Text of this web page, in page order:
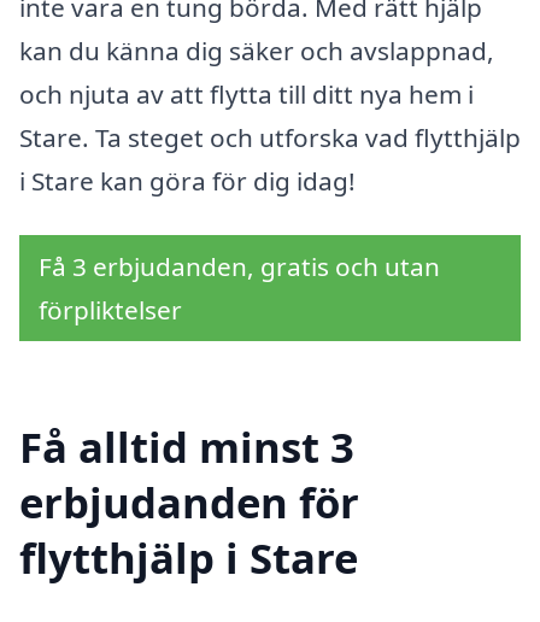
kan du känna dig säker och avslappnad,
och njuta av att flytta till ditt nya hem i
Stare. Ta steget och utforska vad flytthjälp
i Stare kan göra för dig idag!
Få 3 erbjudanden, gratis och utan
förpliktelser
Få alltid minst 3
erbjudanden för
flytthjälp i Stare